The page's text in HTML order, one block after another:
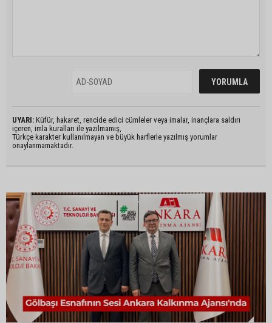
UYARI: Küfür, hakaret, rencide edici cümleler veya imalar, inançlara saldırı
içeren, imla kuralları ile yazılmamış,
Türkçe karakter kullanılmayan ve büyük harflerle yazılmış yorumlar
onaylanmamaktadır.